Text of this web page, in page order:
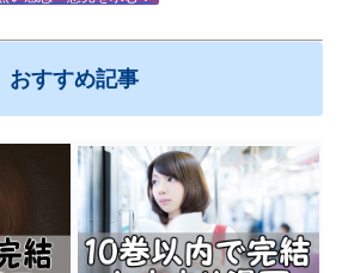
おすすめ記事